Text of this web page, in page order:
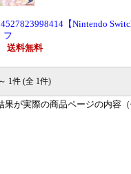
【Nintendo
フ
送料無料
1件 (全 1件)
が実際の商品ページの内容